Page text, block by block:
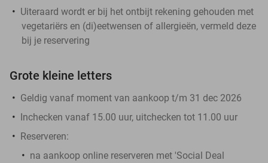
Uiteraard wordt er bij het ontbijt rekening gehouden met
vegetariërs en (di)eetwensen of allergieën, vermeld deze
bij je reservering
Grote kleine letters
Geldig vanaf moment van aankoop t/m 31 dec 2026
Inchecken vanaf 15.00 uur, uitchecken tot 11.00 uur
Reserveren:
na aankoop online reserveren met 'Social Deal